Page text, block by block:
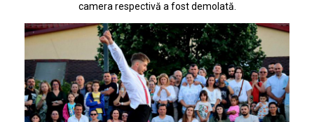
camera respectivă a fost demolată.